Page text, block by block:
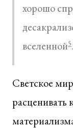
хорошо
вселенной5.
Светское
расценивать